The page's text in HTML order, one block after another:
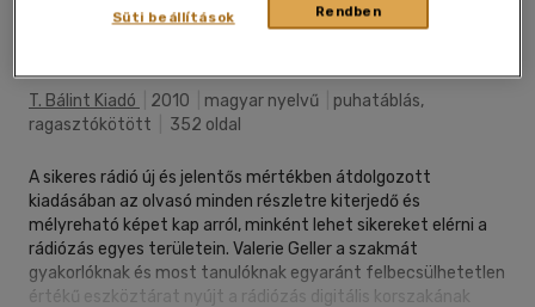
Kívánságlistához adom
T. Bálint Kiadó 2010 magyar nyelvű
puhatáblás,
ragasztókötött
352 oldal
A sikeres rádió új és jelentős mértékben átdolgozott
kiadásában az olvasó minden részletre kiterjedő és
mélyreható képet kap arról, minként lehet sikereket elérni a
rádiózás egyes területein. Valerie Geller a szakmát
gyakorlóknak és most tanulóknak egyaránt felbecsülhetetlen
értékű eszköztárat nyújt a rádiózás digitális korszakának
Rendben
Süti beállítások